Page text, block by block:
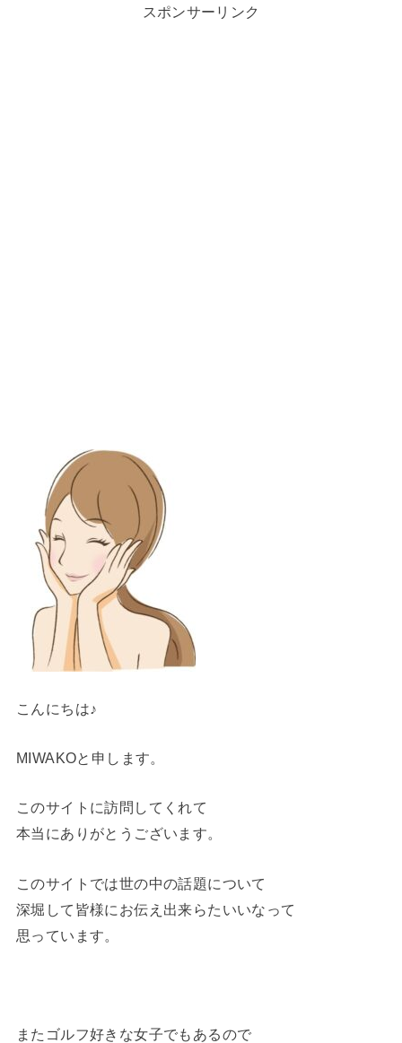
スポンサーリンク
こんにちは♪
MIWAKOと申します。
このサイトに訪問してくれて
本当にありがとうございます。
このサイトでは世の中の話題について
深堀して皆様にお伝え出来らたいいなって
思っています。
またゴルフ好きな女子でもあるので